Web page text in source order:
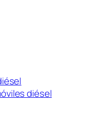
diésel